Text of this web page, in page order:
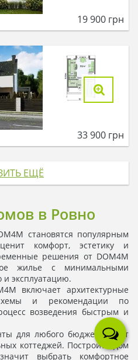
19 900 грн
33 900 грн
ЕЩЁ
в Ровно
становятся популярным
комфорт, эстетику и
решения от DOM4M
жилье с минимальными
и эксплуатацию.
включает архитектурные
и рекомендации по
возведения быстрым и
для любого бюджета — от
коттеджей. Построить дом
выбрать комфортное